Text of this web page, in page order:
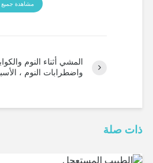
مشاهدة جميع
المشي أثناء النوم
واضطرابات النوم ،
ذات صلة